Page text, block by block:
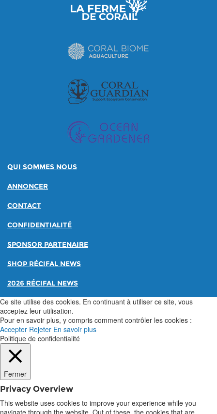
QUI SOMMES NOUS
ANNONCER
CONTACT
CONFIDENTIALITÉ
SPONSOR PARTENAIRE
SHOP RÉCIFAL NEWS
2026 RÉCIFAL NEWS
Ce site utilise des cookies. En continuant à utiliser ce site, vous
acceptez leur utilisation.
Pour en savoir plus, y compris comment contrôler les cookies :
Accepter Rejeter En savoir plus
Politique de confidentialité
Fermer
Privacy Overview
This website uses cookies to improve your experience while you
navigate through the website. Out of these, the cookies that are